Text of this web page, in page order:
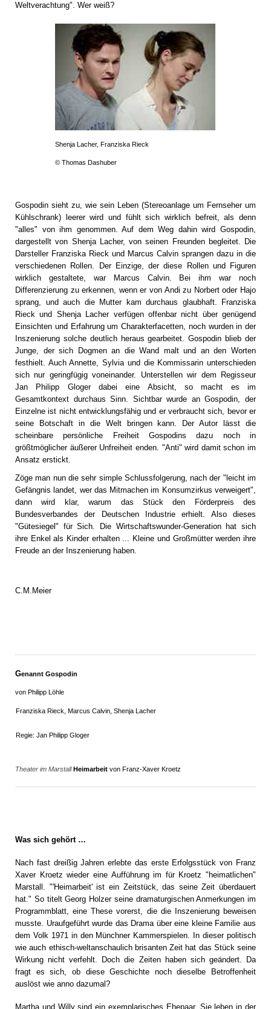
Weltverachtung". Wer weiß?
Shenja Lacher, Franziska Rieck
© Thomas Dashuber
Gospodin sieht zu, wie sein Leben (Stereoanlage um Fernseher um
Kühlschrank) leerer wird und fühlt sich wirklich befreit, als denn
"alles" von ihm genommen. Auf dem Weg dahin wird Gospodin,
dargestellt von Shenja Lacher, von seinen Freunden begleitet. Die
Darsteller Franziska Rieck und Marcus Calvin sprangen dazu in die
verschiedenen Rollen. Der Einzige, der diese Rollen und Figuren
wirklich gestaltete, war Marcus Calvin. Bei ihm war noch
Differenzierung zu erkennen, wenn er von Andi zu Norbert oder Hajo
sprang, und auch die Mutter kam durchaus glaubhaft. Franziska
Rieck und Shenja Lacher verfügen offenbar nicht über genügend
Einsichten und Erfahrung um Charakterfacetten, noch wurden in der
Inszenierung solche deutlich heraus gearbeitet. Gospodin blieb der
Junge, der sich Dogmen an die Wand malt und an den Worten
festhielt. Auch Annette, Sylvia und die Kommissarin unterschieden
sich nur geringfügig voneinander. Unterstellen wir dem Regisseur
Jan Philipp Gloger dabei eine Absicht, so macht es im
Gesamtkontext durchaus Sinn. Sichtbar wurde an Gospodin, der
Einzelne ist nicht entwicklungsfähig und er verbraucht sich, bevor er
seine Botschaft in die Welt bringen kann. Der Autor lässt die
scheinbare persönliche Freiheit Gospodins dazu noch in
größtmöglicher äußerer Unfreiheit enden. "Anti" wird damit schon im
Ansatz erstickt.
Zöge man nun die sehr simple Schlussfolgerung, nach der "leicht im
Gefängnis landet, wer das Mitmachen im Konsumzirkus verweigert",
dann wird klar, warum das Stück den Förderpreis des
Bundesverbandes der Deutschen Industrie erhielt. Also dieses
"Gütesiegel" für Sich. Die Wirtschaftswunder-Generation hat sich
ihre Enkel als Kinder erhalten ... Kleine und Großmütter werden ihre
Freude an der Inszenierung haben.
C.M.Meier
Genannt Gospodin
von Philipp Löhle
Franziska Rieck, Marcus Calvin, Shenja Lacher
Regie: Jan Philipp Gloger
Theater im MarstallHeimarbeit von Franz-Xaver Kroetz
Was sich gehört …
Nach fast dreißig Jahren erlebte das erste Erfolgsstück von Franz
Xaver Kroetz wieder eine Aufführung im für Kroetz "heimatlichen"
Marstall. "'Heimarbeit' ist ein Zeitstück, das seine Zeit überdauert
hat." So titelt Georg Holzer seine dramaturgischen Anmerkungen im
Programmblatt, eine These vorerst, die die Inszenierung beweisen
musste. Uraufgeführt wurde das Drama über eine kleine Familie aus
dem Volk 1971 in den Münchner Kammerspielen. In dieser politisch
wie auch ethisch-weltanschaulich brisanten Zeit hat das Stück seine
Wirkung nicht verfehlt. Doch die Zeiten haben sich geändert. Da
fragt es sich, ob diese Geschichte noch dieselbe Betroffenheit
auslöst wie anno dazumal?
Martha und Willy sind ein exemplarisches Ehepaar. Sie leben in der